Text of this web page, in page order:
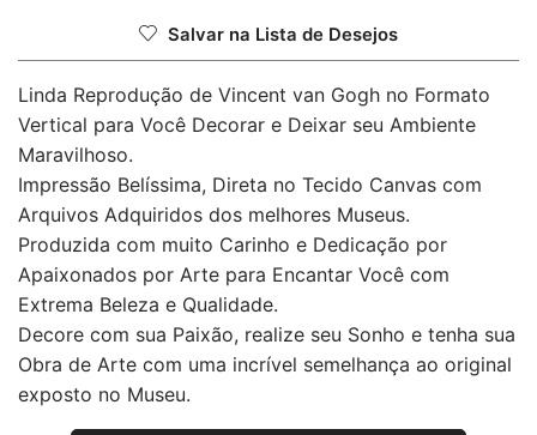
Salvar na Lista de Desejos
Linda Reprodução de Vincent van Gogh no Formato
Vertical para Você Decorar e Deixar seu Ambiente
Maravilhoso.
Impressão Belíssima, Direta no Tecido Canvas com
Arquivos Adquiridos dos melhores Museus.
Produzida com muito Carinho e Dedicação por
Apaixonados por Arte para Encantar Você com
Extrema Beleza e Qualidade.
Decore com sua Paixão, realize seu Sonho e tenha sua
Obra de Arte com uma incrível semelhança ao original
exposto no Museu.